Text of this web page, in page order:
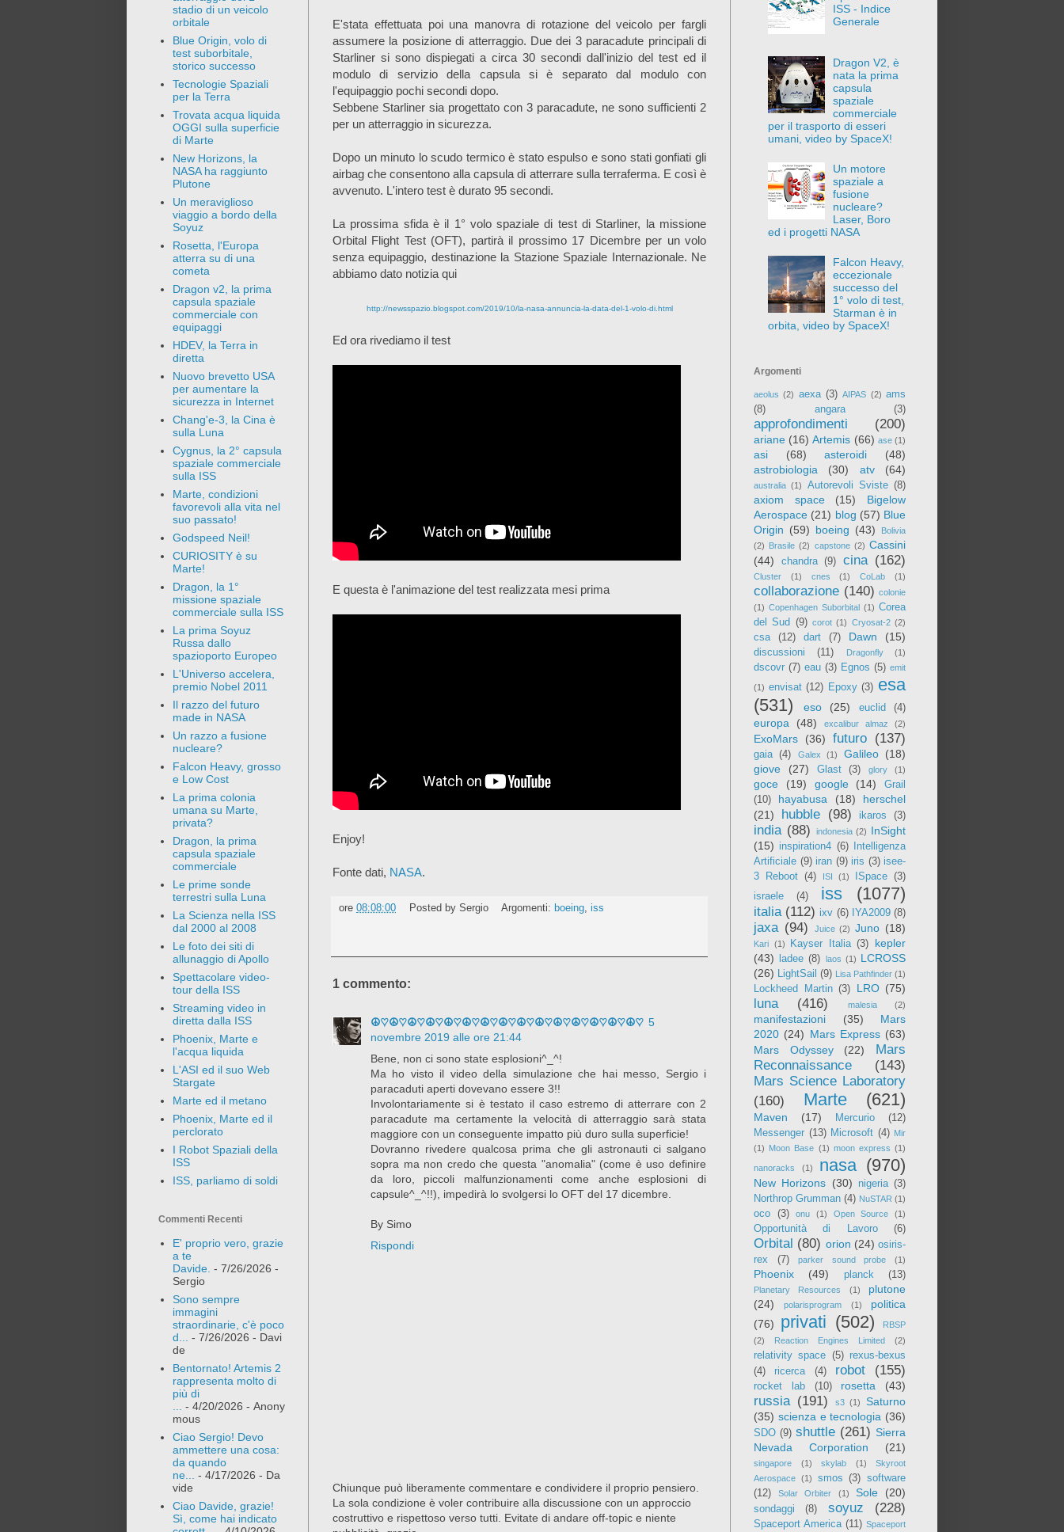
E'stata effettuata poi una manovra di rotazione del veicolo per fargli
assumere la posizione di atterraggio. Due dei 3 paracadute principali di
Starliner si sono dispiegati a circa 30 secondi dall'inizio del test ed il
modulo di servizio della capsula si è separato dal modulo con
l'equipaggio pochi secondi dopo.
Sebbene Starliner sia progettato con 3 paracadute, ne sono sufficienti 2
per un atterraggio in sicurezza.
Dopo un minuto lo scudo termico è stato espulso e sono stati gonfiati gli
airbag che consentono alla capsula di atterrare sulla terraferma. E così è
avvenuto. L'intero test è durato 95 secondi.
La prossima sfida è il 1° volo spaziale di test di Starliner, la missione
Orbital Flight Test (OFT), partirà il prossimo 17 Dicembre per un volo
senza equipaggio, destinazione la Stazione Spaziale Internazionale. Ne
abbiamo dato notizia qui
http://newsspazio.blogspot.com/2019/10/la-nasa-annuncia-la-data-del-1-volo-di.html
Ed ora rivediamo il test
E questa è l'animazione del test realizzata mesi prima
Enjoy!
Fonte dati, NASA.
ore 08:08:00 Posted by Sergio Argomenti: boeing ,iss
1 commento:
☮♡☮♡☮♡☮♡☮♡☮♡☮♡☮♡☮♡☮♡☮♡☮♡☮♡☮♡☮♡ 5
novembre 2019 alle ore 21:44
Bene, non ci sono state esplosioni^_^!
Ma ho visto il video della simulazione che hai messo, Sergio i
paracaduti aperti dovevano essere 3!!
Involontariamente si è testato il caso estremo di atterrare con 2
paracadute ma certamente la velocità di atterraggio sarà stata
maggiore con un conseguente impatto più duro sulla superficie!
Dovranno rivedere qualcosa prima che gli astronauti ci salgano
sopra ma non credo che questa "anomalia" (come è uso definire
da loro, piccoli malfunzionamenti come anche esplosioni di
capsule^_^!!), impedirà lo svolgersi lo OFT del 17 dicembre.
By Simo
Rispondi
Chiunque può liberamente commentare e condividere il proprio pensiero.
La sola condizione è voler contribuire alla discussione con un approccio
costruttivo e rispettoso verso tutti. Evitate di andare off-topic e niente
stadio di un veicolo
orbitale
Blue Origin, volo di
test suborbitale,
storico successo
Tecnologie Spaziali
per la Terra
Trovata acqua liquida
OGGI sulla superficie
di Marte
New Horizons, la
NASA ha raggiunto
Plutone
Un meraviglioso
viaggio a bordo della
Soyuz
Rosetta, l'Europa
atterra su di una
cometa
Dragon v2, la prima
capsula spaziale
commerciale con
equipaggi
HDEV, la Terra in
diretta
Nuovo brevetto USA
per aumentare la
sicurezza in Internet
Chang'e-3, la Cina è
sulla Luna
Cygnus, la 2° capsula
spaziale commerciale
sulla ISS
Marte, condizioni
favorevoli alla vita nel
suo passato!
Godspeed Neil!
CURIOSITY è su
Marte!
Dragon, la 1°
missione spaziale
commerciale sulla ISS
La prima Soyuz
Russa dallo
spazioporto Europeo
L'Universo accelera,
premio Nobel 2011
Il razzo del futuro
made in NASA
Un razzo a fusione
nucleare?
Falcon Heavy, grosso
e Low Cost
La prima colonia
umana su Marte,
privata?
Dragon, la prima
capsula spaziale
commerciale
Le prime sonde
terrestri sulla Luna
La Scienza nella ISS
dal 2000 al 2008
Le foto dei siti di
allunaggio di Apollo
Spettacolare video-
tour della ISS
Streaming video in
diretta dalla ISS
Phoenix, Marte e
l'acqua liquida
L'ASI ed il suo Web
Stargate
Marte ed il metano
Phoenix, Marte ed il
perclorato
I Robot Spaziali della
ISS
ISS, parliamo di soldi
Commenti Recenti
E' proprio vero, grazie
a te
Davide. - 7/26/2026 -
Sergio
Sono sempre
immagini
straordinarie, c'è poco
d... - 7/26/2026 - Davi
de
Bentornato! Artemis 2
rappresenta molto di
più di
... - 4/20/2026 - Anony
mous
Ciao Sergio! Devo
ammettere una cosa:
da quando
ne... - 4/17/2026 - Da
vide
Ciao Davide, grazie!
Sì, come hai indicato
ISS - Indice
Generale
Dragon V2, è
nata la prima
capsula
spaziale
commerciale
per il trasporto di esseri
umani, video by SpaceX!
Un motore
spaziale a
fusione
nucleare?
Laser, Boro
ed i progetti NASA
Falcon Heavy,
eccezionale
successo del
1° volo di test,
Starman è in
orbita, video by SpaceX!
Argomenti
aeolus (2) aexa (3) AIPAS (2) ams
(8)
angara (3)
approfondimenti (200)
ariane (16) Artemis (66) ase (1)
asi (68) asteroidi
(48)
astrobiologia
(30) atv (64)
australia (1) Autorevoli Sviste (8)
axiom space (15)
Bigelow
Aerospace (21) blog (57) Blue
Origin (59) boeing (43)
Bolivia
(2) Brasile (2) capstone (2) Cassini
(44)
chandra (9) cina (162)
Cluster (1) cnes (1) CoLab (1)
collaborazione (140) colonie
(1) Copenhagen Suborbital (1) Corea
del Sud (9) corot (1) Cryosat-2 (2)
csa (12) dart (7) Dawn (15)
discussioni (11) Dragonfly (1)
dscovr (7) eau (3) Egnos (5) emit
(1) envisat (12) Epoxy (3) esa
(531)
eso (25) euclid (4)
europa (48) excalibur almaz (2)
ExoMars (36) futuro (137)
gaia (4) Galex (1) Galileo (18)
giove
(27) Glast (3) glory (1)
goce (19) google (14)
Grail
(10)
hayabusa (18)
herschel
(21)
hubble (98) ikaros (3)
india (88) indonesia (2) InSight
(15) inspiration4 (6)
Intelligenza
Artificiale (9) iran (9) iris (3) isee-
3 Reboot (4) ISI (1) ISpace (3)
israele
(4) iss (1077)
italia (112) ixv (6) IYA2009 (8)
jaxa (94) Juice (2) Juno (18)
Kari (1) Kayser Italia (3)
kepler
(43)
ladee (8) laos (1) LCROSS
(26) LightSail (9) Lisa Pathfinder (1)
Lockheed Martin (3) LRO (75)
luna (416) malesia (2)
manifestazioni (35)
Mars
2020 (24) Mars Express (63)
Mars Odyssey
(22)
Mars
Reconnaissance
(143)
Mars Science Laboratory
(160)
Marte (621)
Maven (17) Mercurio
(12)
Messenger (13) Microsoft (4) Mir
(1) Moon Base (1) moon express (1)
nanoracks (1) nasa (970)
New Horizons (30) nigeria (3)
Northrop Grumman (4) NuSTAR (1)
oco (3) onu (1) Open Source (1)
Opportunità di Lavoro (6)
Orbital (80) orion (24) osiris-
rex
(7) parker sound probe (1)
Phoenix (49) planck (13)
Planetary Resources (1)
plutone
(24)
polarisprogram (1)
politica
(76)
privati (502)
RBSP
(2)
Reaction Engines Limited (2)
relativity space (5) rexus-bexus
(4)
ricerca (4) robot (155)
rocket lab (10) rosetta (43)
russia (191) s3 (1)
Saturno
(35) scienza e tecnologia (36)
SDO (9) shuttle (261) Sierra
Nevada Corporation
(21)
singapore (1) skylab (1)
Skyroot
Aerospace (1) smos (3) software
(12)
Solar Orbiter (1) Sole (20)
sondaggi (8) soyuz (228)
Spaceport America (11) Spaceport